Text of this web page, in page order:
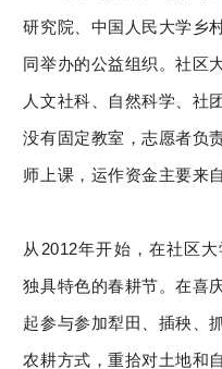
研究院、中国人民大学乡
同举办的公益组织。社区
人文社科、自然科学、社
没有固定教室，志愿者负
师上课，运作资金主要来
从2012年开始，在社区
独具特色的春耕节。在喜
起参与参加犁田、插秧、
农耕方式，重拾对土地和